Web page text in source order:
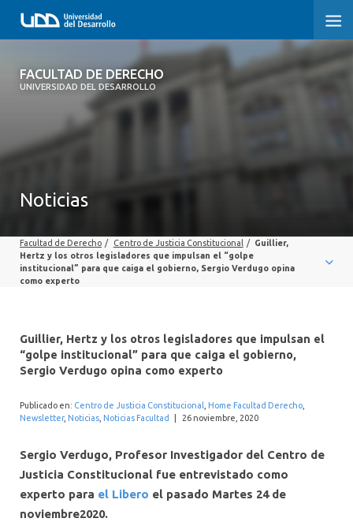
FACULTAD DE DERECHO
UNIVERSIDAD DEL DESARROLLO
FACULTAD DE DERECHO
SOBRE LA FACULTAD
PROFESORES
INVESTIGACIÓN
INTERNACIONAL
Noticias
Facultad de Derecho / Centro de Justicia Constitucional / Guillier,
Hertz y los otros legisladores que impulsan el “golpe
institucional” para que caiga el gobierno, Sergio Verdugo opina
como experto
Guillier, Hertz y los otros legisladores que impulsan el
“golpe institucional” para que caiga el gobierno,
Sergio Verdugo opina como experto
Publicado en: Centro de Justicia Constitucional Home Facultad Derecho
Newsletter, Noticias Noticias Facultad 26 noviembre, 2020
Sergio Verdugo, Profesor Investigador del Centro de
Justicia Constitucional fue entrevistado como
experto para el Libero el pasado Martes 24 de
noviembre2020.